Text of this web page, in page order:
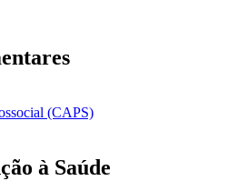
(CAPS)
à Saúde